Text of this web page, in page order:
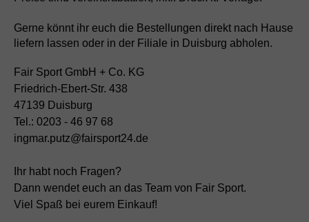
Gerne könnt ihr euch die Bestellungen direkt nach Hause
liefern lassen oder in der Filiale in Duisburg abholen.
Fair Sport GmbH + Co. KG
Friedrich-Ebert-Str. 438
47139 Duisburg
Tel.: 0203 - 46 97 68
ingmar.putz@fairsport24.de
Ihr habt noch Fragen?
Dann wendet euch an das Team von Fair Sport.
Viel Spaß bei eurem Einkauf!